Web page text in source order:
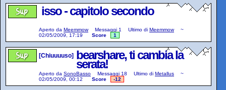
isso - capitolo secondo
Aperto da Meemmow Messaggi 1 Ultimo di Meemmow
~
02/05/2009, 17:19
Score 1
[Chiuuuuso] bearshare, ti cambia la
serata!
Aperto da SonoBasso Messaggi 18 Ultimo di Metallus
~
02/05/2009, 00:12
Score -12